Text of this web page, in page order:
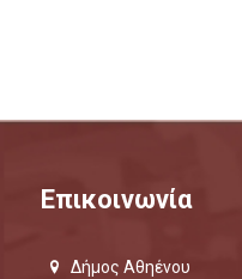
Επικοινωνία
Δήμος Αθηένου